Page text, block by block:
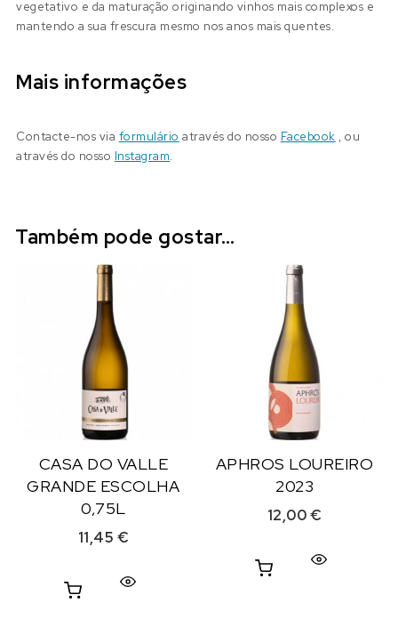
vegetativo e da maturação originando vinhos mais complexos e
mantendo a sua frescura mesmo nos anos mais quentes.
Mais informações
Contacte-nos via formulário através do nosso Facebook , ou
através do nosso Instagram.
Também pode gostar…
CASA DO VALLE
GRANDE ESCOLHA
0,75L
11,45 €
APHROS LOUREIRO
2023
12,00€